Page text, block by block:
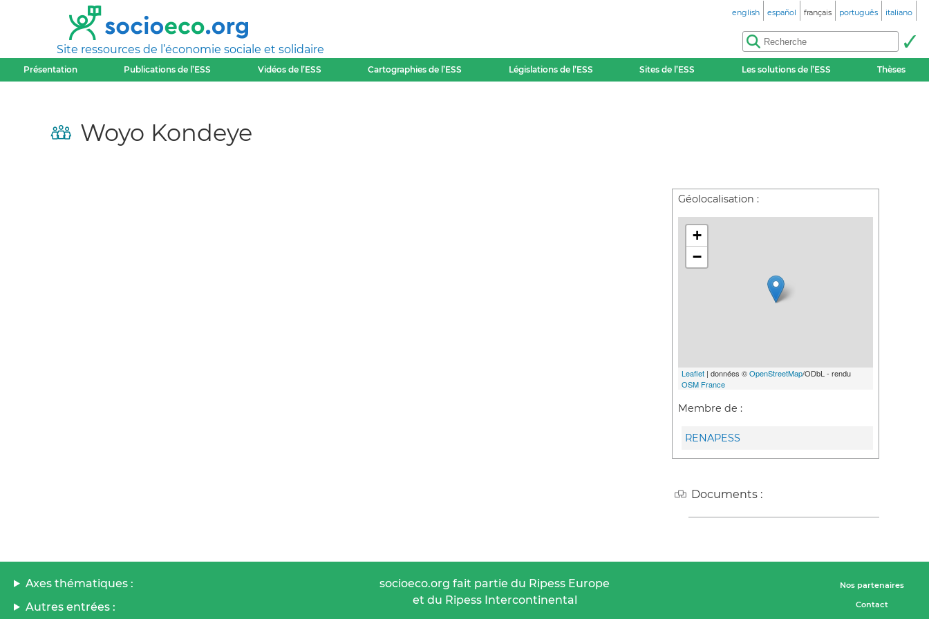
Site ressources de l’économie sociale et solidaire
english español français português italiano
Présentation Publications de l’ESS Vidéos de l’ESS Cartographies de l’ESS Législations de l’ESS Sites de l’ESS Les solutions de l’ESS Thèses
Woyo Kondeye
Géolocalisation :
+
−
Leaflet | données ©OpenStreetMap/ODbL - rendu
OSM France
Membre de :
RENAPESS
Documents :
Axes thématiques :
Autres entrées :
socioeco.org fait partie du Ripess Europe
et du Ripess Intercontinental
Nos partenaires
Contact